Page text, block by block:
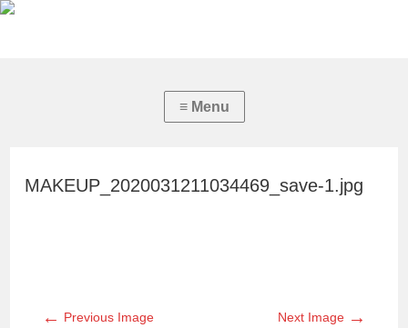
MAKEUP_2020031211034469_save-1.jpg
← Previous Image Next Image →